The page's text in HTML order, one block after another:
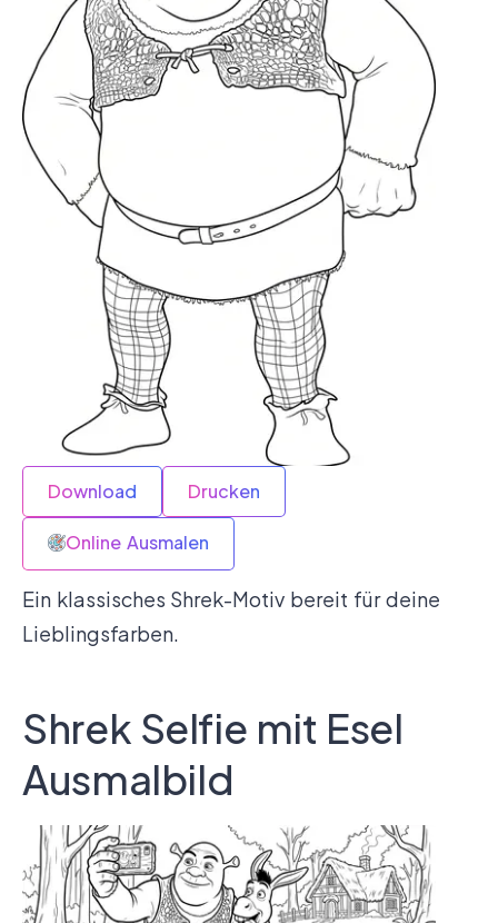
Download Drucken
Online Ausmalen
Ein klassisches Shrek-Motiv bereit für deine
Lieblingsfarben.
Shrek Selfie mit Esel
Ausmalbild